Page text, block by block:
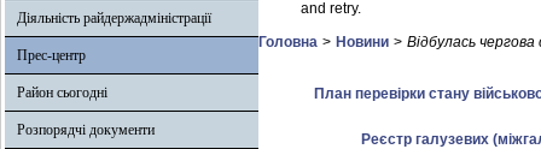
Діяльність райдержадміністрації
Прес-центр
Район сьогодні
Розпорядчі документи
and retry.
Головна > Новини > Відбулась чергова
План перевірки стану
Реєстр галузевих